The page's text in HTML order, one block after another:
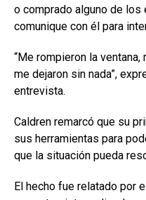
o comprado alguno de
comunique con él para
“Me rompieron la
me dejaron sin nada”,
entrevista.
Caldren remarcó que su
sus herramientas para
que la situación pueda
El hecho fue relatado por